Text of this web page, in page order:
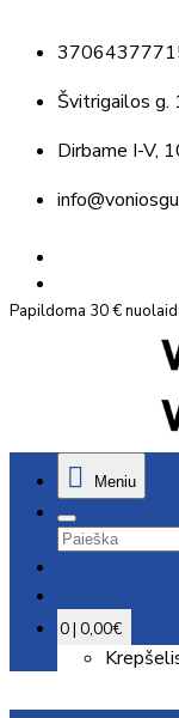
Švitrigailos g.
Dirbame I-V,
Papildoma 30 €
Meniu
0 | 0,00€